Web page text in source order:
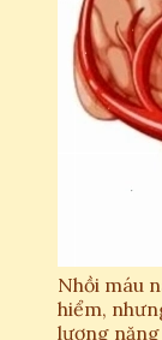
Nhồi máu
hiểm,
lượng